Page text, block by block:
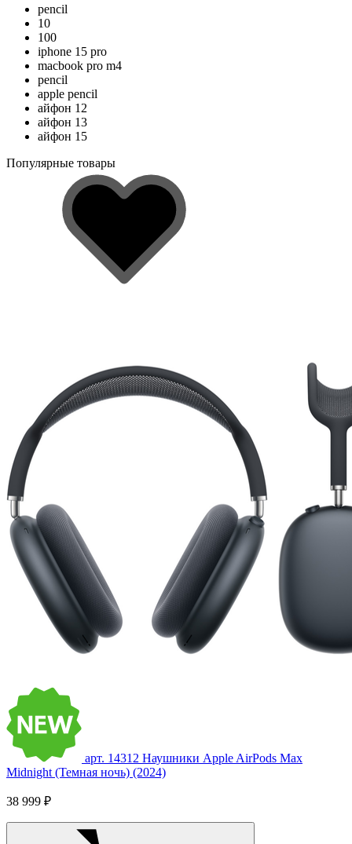
pencil
10
100
iphone 15 pro
macbook pro m4
pencil
apple pencil
айфон 12
айфон 13
айфон 15
Популярные товары
арт. 14312 Наушники Apple AirPods Max
Midnight (Темная ночь) (2024)
38 999 ₽